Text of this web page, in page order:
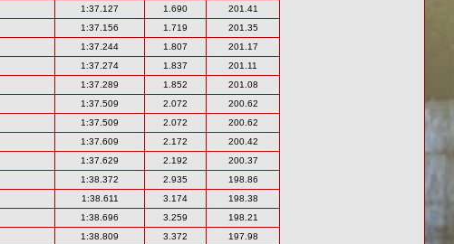
1:37.127 1.690
201.41
1:37.156 1.719
201.35
1:37.244 1.807
201.17
1:37.274 1.837
201.11
1:37.289 1.852
201.08
1:37.509 2.072
200.62
1:37.509 2.072
200.62
1:37.609 2.172
200.42
1:37.629 2.192
200.37
1:38.372 2.935
198.86
1:38.611 3.174
198.38
1:38.696 3.259
198.21
1:38.809 3.372
197.98